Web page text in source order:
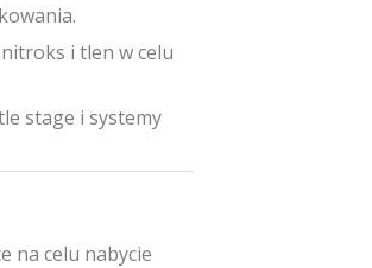
i tlen w celu
stage i systemy
na celu nabycie